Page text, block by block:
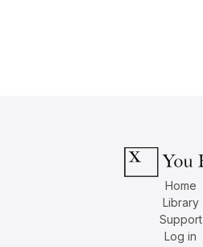
Home
Library
Support
Log in